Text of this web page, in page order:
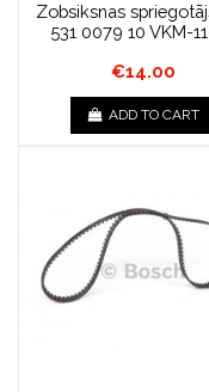
Zobsiksnas
531 0079 10 VKM-
€14.00
ADD TO CART